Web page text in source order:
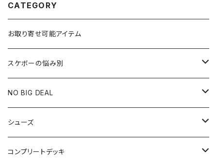
CATEGORY
お取り寄せ可能アイテム
スケボーの悩み別
膝や腰が痛い
NO BIG DEAL
NBD CUSTOMIZED
USED ITEM
シューズ
キッズシューズ
コンプリートデッキ